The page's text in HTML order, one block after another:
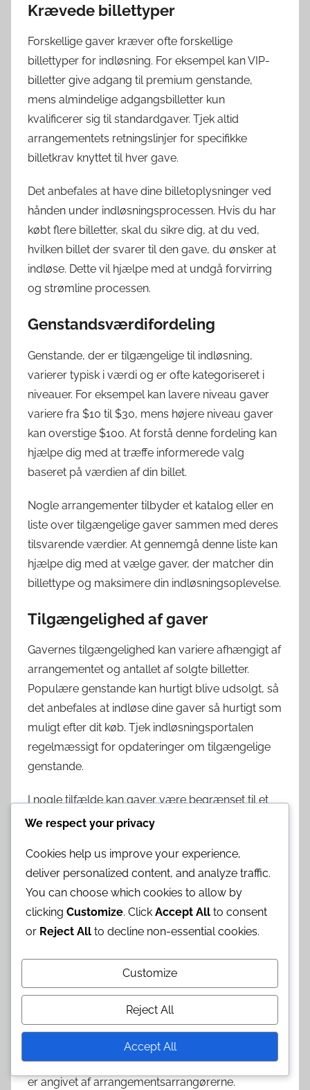
Krævede billettyper
Forskellige gaver kræver ofte forskellige
billettyper for indløsning. For eksempel kan VIP-
billetter give adgang til premium genstande,
mens almindelige adgangsbilletter kun
kvalificerer sig til standardgaver. Tjek altid
arrangementets retningslinjer for specifikke
billetkrav knyttet til hver gave.
Det anbefales at have dine billetoplysninger ved
hånden under indløsningsprocessen. Hvis du har
købt flere billetter, skal du sikre dig, at du ved,
hvilken billet der svarer til den gave, du ønsker at
indløse. Dette vil hjælpe med at undgå forvirring
og strømline processen.
Genstandsværdifordeling
Genstande, der er tilgængelige til indløsning,
varierer typisk i værdi og er ofte kategoriseret i
niveauer. For eksempel kan lavere niveau gaver
variere fra $10 til $30, mens højere niveau gaver
kan overstige $100. At forstå denne fordeling kan
hjælpe dig med at træffe informerede valg
baseret på værdien af din billet.
Nogle arrangementer tilbyder et katalog eller en
liste over tilgængelige gaver sammen med deres
tilsvarende værdier. At gennemgå denne liste kan
hjælpe dig med at vælge gaver, der matcher din
billettype og maksimere din indløsningsoplevelse.
Tilgængelighed af gaver
Gavernes tilgængelighed kan variere afhængigt af
arrangementet og antallet af solgte billetter.
Populære genstande kan hurtigt blive udsolgt, så
det anbefales at indløse dine gaver så hurtigt som
muligt efter dit køb. Tjek indløsningsportalen
regelmæssigt for opdateringer om tilgængelige
genstande.
I nogle tilfælde kan gaver være begrænset til et
bestemt antal pr. billettype, hvilket yderligere kan
gave, der er udsolgt, kan du overveje at vælge en
alternativ genstand eller tjekke tilbage senere for
genopfyldninger.
Almindelige problemer og
Almindelige problemer under
indløsningsprocessen inkluderer berettigelsesfejl,
gaveutilgængelighed og tekniske vanskeligheder.
Hvis du modtager en fejlmeddelelse vedrørende
din billettype, skal du dobbelttjekke kravene, som
er angivet af arrangementsarrangørerne.
We respect your privacy
Cookies help us improve your experience,
deliver personalized content, and analyze traffic.
You can choose which cookies to allow by
clicking Customize. Click Accept All to consent
or Reject All to decline non-essential cookies.
Customize
Reject All
Accept All